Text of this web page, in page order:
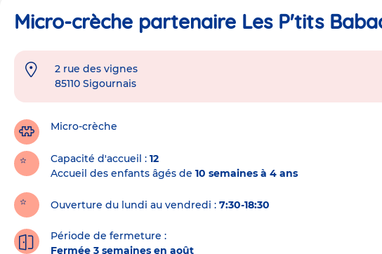
Micro-crèche partenaire Les P'tits
Adresse
crèche
2 rue des vignes
85110 Sigournais
Micro-crèche
Capacité d'accueil
12
Accueil des enfants âgés de 10 semaines à 4 ans
Ouverture du lundi au vendredi : 7:30-18:30
Période de fermeture :
Fermée 3 semaines en août